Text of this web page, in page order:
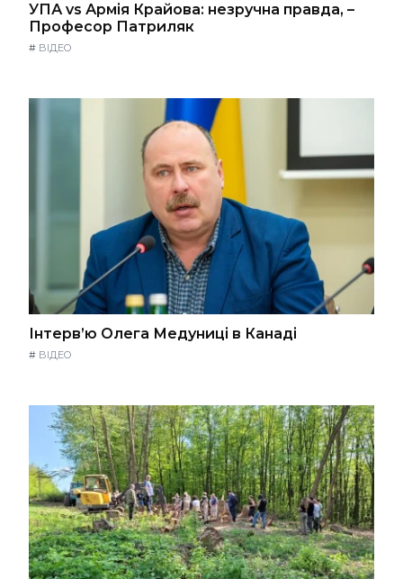
УПА vs Армія Крайова: незручна правда, –
Професор Патриляк
# ВІДЕО
Інтерв’ю Олега Медуниці в Канаді
# ВІДЕО